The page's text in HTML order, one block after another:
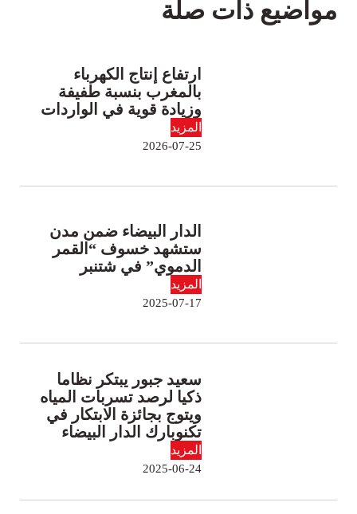
مواضيع ذات صلة
ارتفاع إنتاج الكهرباء
بالمغرب بنسبة طفيفة
وزيادة قوية في الواردات
المزيد
2026-07-25
الدار البيضاء ضمن مدن
ستشهد خسوف “القمر
الدموي” في شتنبر
المزيد
2025-07-17
سعيد جبور يبتكر نظاما
ذكيا لرصد تسربات المياه
ويتوج بجائزة الابتكار في
تكنوبارك الدار البيضاء
المزيد
2025-06-24